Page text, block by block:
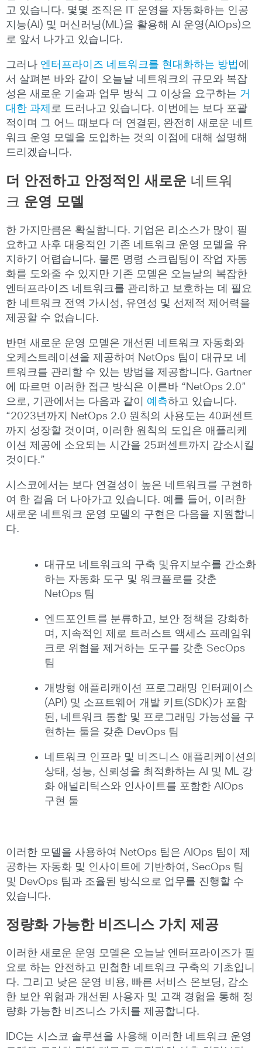
고 있습니다. 몇몇 조직은 IT 운영을 자동화하는 인공
지능(AI) 및 머신러닝(ML)을 활용해 AI 운영(AIOps)으
로 앞서 나가고 있습니다.
그러나 엔터프라이즈 네트워크를 현대화하는 방법 에
서 살펴본 바와 같이 오늘날 네트워크의 규모와 복잡
성은 새로운 기술과 업무 방식 그 이상을 요구하는 거
대한 과제 로 드러나고 있습니다. 이번에는 보다 포괄
적이며 그 어느 때보다 더 연결된, 완전히 새로운 네트
워크 운영 모델을 도입하는 것의 이점에 대해 설명해
드리겠습니다.
더 안전하고 안정적인 새로운 네트워
크 운영 모델
한 가지만큼은 확실합니다. 기업은 리소스가 많이 필
요하고 사후 대응적인 기존 네트워크 운영 모델을 유
지하기 어렵습니다. 물론 명령 스크립팅이 작업 자동
화를 도와줄 수 있지만 기존 모델은 오늘날의 복잡한
엔터프라이즈 네트워크를 관리하고 보호하는 데 필요
한 네트워크 전역 가시성, 유연성 및 선제적 제어력을
제공할 수 없습니다.
반면 새로운 운영 모델은 개선된 네트워크 자동화와
오케스트레이션을 제공하여 NetOps 팀이 대규모 네
트워크를 관리할 수 있는 방법을 제공합니다. Gartner
에 따르면 이러한 접근 방식은 이른바 “NetOps 2.0″
으로, 기관에서는 다음과 같이 예측하고 있습니다.
“2023년까지 NetOps 2.0 원칙의 사용도는 40퍼센트
까지 성장할 것이며, 이러한 원칙의 도입은 애플리케
이션 제공에 소요되는 시간을 25퍼센트까지 감소시킬
것이다.”
시스코에서는 보다 연결성이 높은 네트워크를 구현하
여 한 걸음 더 나아가고 있습니다. 예를 들어, 이러한
새로운 네트워크 운영 모델의 구현은 다음을 지원합니
다.
대규모 네트워크의 구축 및유지보수를 간소화
하는 자동화 도구 및 워크플로를 갖춘
NetOps 팀
엔드포인트를 분류하고, 보안 정책을 강화하
며, 지속적인 제로 트러스트 액세스 프레임워
크로 위협을 제거하는 도구를 갖춘 SecOps
팀
개방형 애플리캐이션 프로그래밍 인터페이스
(API) 및 소프트웨어 개발 키트(SDK)가 포함
된, 네트워크 통합 및 프로그래밍 가능성을 구
현하는 툴을 갖춘 DevOps 팀
네트워크 인프라 및 비즈니스 애플리케이션의
상태, 성능, 신뢰성을 최적화하는 AI 및 ML 강
화 애널리틱스와 인사이트를 포함한 AIOps
구현 툴
이러한 모델을 사용하여 NetOps 팀은 AIOps 팀이 제
공하는 자동화 및 인사이트에 기반하여, SecOps 팀
및 DevOps 팀과 조율된 방식으로 업무를 진행할 수
있습니다.
정량화 가능한 비즈니스 가치 제공
이러한 새로운 운영 모델은 오늘날 엔터프라이즈가 필
요로 하는 안전하고 민첩한 네트워크 구축의 기초입니
다. 그리고 낮은 운영 비용, 빠른 서비스 온보딩, 감소
한 보안 위험과 개선된 사용자 및 고객 경험을 통해 정
량화 가능한 비즈니스 가치를 제공합니다.
IDC는 시스코 솔루션을 사용해 이러한 네트워크 운영